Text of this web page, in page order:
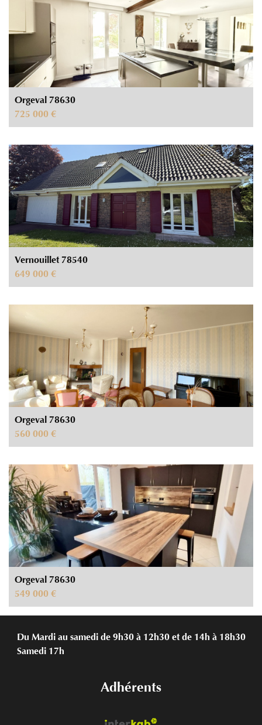
Orgeval 78630
725 000 €
Vernouillet 78540
649 000 €
Orgeval 78630
560 000 €
Orgeval 78630
549 000 €
Du Mardi au samedi de 9h30 à 12h30 et de 14h à 18h30
Samedi 17h
Adhérents